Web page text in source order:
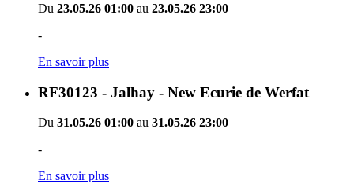
Du 23.05.26 01:00 au 23.05.26 23:00
-
En savoir plus
RF30123 - Jalhay - New Ecurie de Werfat
Du 31.05.26 01:00 au 31.05.26 23:00
-
En savoir plus